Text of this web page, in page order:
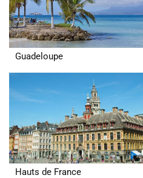
Guadeloupe
Hauts de France